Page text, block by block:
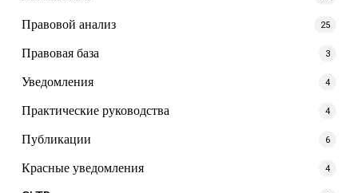
Правовой анализ 25
Правовая база 3
Уведомления 4
Практические руководства 4
Публикации 6
Красные уведомления 4